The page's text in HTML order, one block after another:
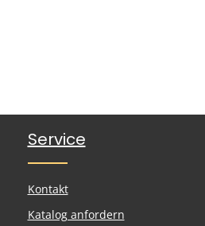
Service
Kontakt
Katalog anfordern